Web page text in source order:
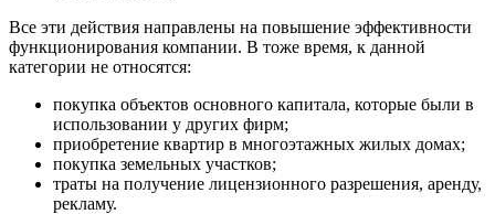
Все эти действия направлены на повышение эффективности
функционирования компании. В тоже время, к данной
категории не относятся:
покупка объектов основного капитала, которые были в
использовании у других фирм;
приобретение квартир в многоэтажных жилых домах;
покупка земельных участков;
траты на получение лицензионного разрешения, аренду,
рекламу.